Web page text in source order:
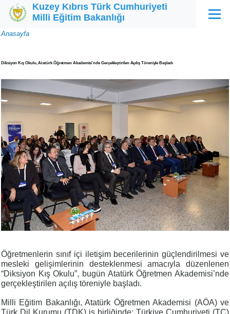
Ana içeriğe atla
Kuzey Kıbrıs Türk Cumhuriyeti
Milli Eğitim Bakanlığı
Menü
Sayfa
Anasayfa
Diksiyon Kış Okulu, Atatürk Öğretmen Akademisi’nde Gerçekleştirilen Açılış Töreniyle Başladı
Öğretmenlerin sınıf içi iletişim becerilerinin güçlendirilmesi ve
mesleki gelişimlerinin desteklenmesi amacıyla düzenlenen
“Diksiyon Kış Okulu”, bugün Atatürk Öğretmen Akademisi’nde
gerçekleştirilen açılış töreniyle başladı.
Milli Eğitim Bakanlığı, Atatürk Öğretmen Akademisi (AÖA) ve
Türk Dil Kurumu (TDK) iş birliğinde; Türkiye Cumhuriyeti (TC)